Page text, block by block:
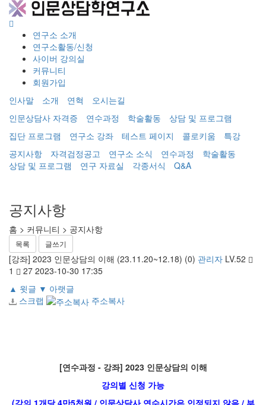
연구소 소개
연구소활동/신청
사이버 강의실
커뮤니티
회원가입
인사말
소개 연혁
오시는길
인문상담사 자격증
연수과정 학술활동
상담 및 프로그램
집단 프로그램
연구소 강좌 테스트 페이지 콜로키움
특강
공지사항
자격검정공고 연구소 소식 연수과정
학술활동
상담 및 프로그램
연구 자료실 각종서식 Q&A
공지사항
홈 > 커뮤니티 > 공지사항
목록 글쓰기
[강좌] 2023 인문상담의 이해 (23.11.20~12.18) (0) 관리자 LV.52
1
27 2023-10-30 17:35
▲ 윗글 ▼ 아랫글
스크랩
주소복사
[연수과정 - 강좌] 2023 인문상담의 이해
강의별 신청 가능